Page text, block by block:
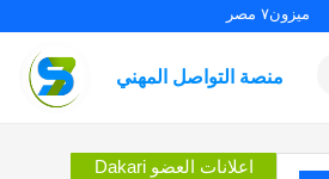
ميزون٧ مصر
منصة التواصل المهني
اعلانات العضو Dakari